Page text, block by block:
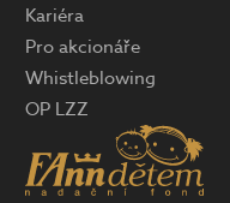
Kariéra
Pro akcionáře
Whistleblowing
OP LZZ